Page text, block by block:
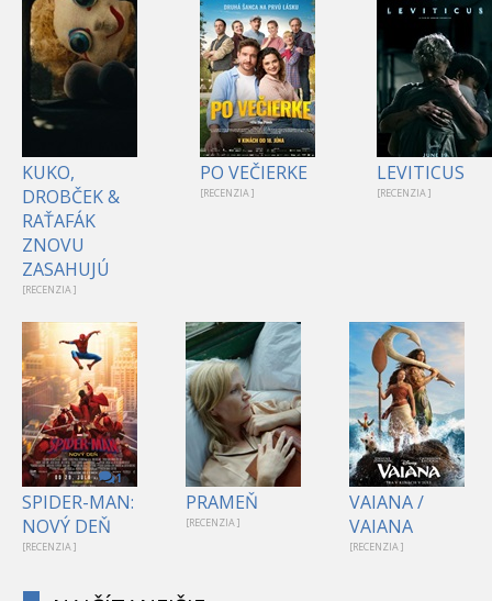
KUKO,
DROBČEK &
RAŤAFÁK
ZNOVU
ZASAHUJÚ
[RECENZIA ]
PO VEČIERKE
[RECENZIA ]
LEVITICUS
[RECENZIA ]
1
SPIDER-MAN:
NOVÝ DEŇ
[RECENZIA ]
PRAMEŇ
[RECENZIA ]
VAIANA /
VAIANA
[RECENZIA ]